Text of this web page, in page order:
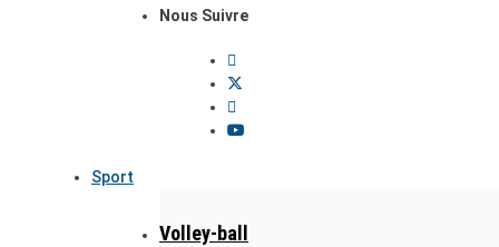
Nous Suivre
Sport
Volley-ball